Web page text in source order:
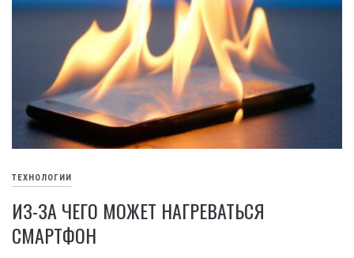
ТЕХНОЛОГИИ
ИЗ-ЗА ЧЕГО МОЖЕТ НАГРЕВАТЬСЯ
СМАРТФОН